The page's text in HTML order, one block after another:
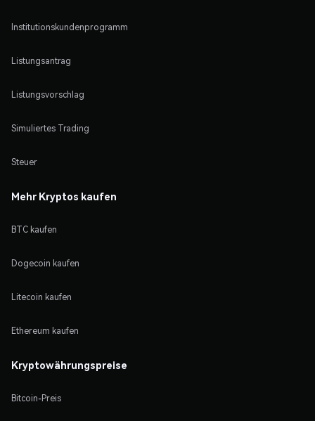
Institutionskundenprogramm
Listungsantrag
Listungsvorschlag
Simuliertes Trading
Steuer
Mehr Kryptos kaufen
BTC kaufen
Dogecoin kaufen
Litecoin kaufen
Ethereum kaufen
Kryptowährungspreise
Bitcoin-Preis